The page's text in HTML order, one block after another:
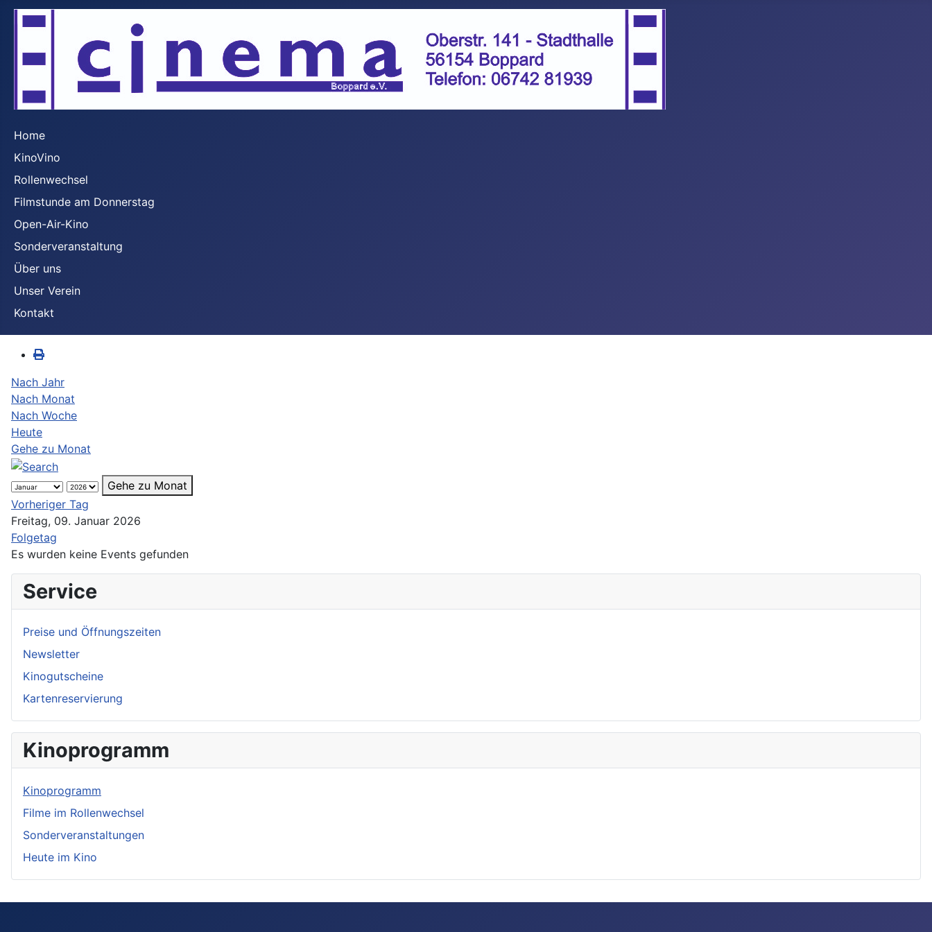
Home
KinoVino
Rollenwechsel
Filmstunde am Donnerstag
Open-Air-Kino
Sonderveranstaltung
Über uns
Unser Verein
Kontakt
Nach Jahr
Nach Monat
Nach Woche
Heute
Gehe zu Monat
Gehe zu Monat
Vorheriger Tag
Freitag, 09. Januar 2026
Folgetag
Es wurden keine Events gefunden
Service
Preise und Öffnungszeiten
Newsletter
Kinogutscheine
Kartenreservierung
Kinoprogramm
Kinoprogramm
Filme im Rollenwechsel
Sonderveranstaltungen
Heute im Kino